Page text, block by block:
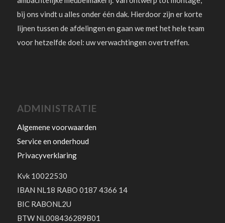
bij ons vindt u alles onder één dak. Hierdoor zijn er korte
lijnen tussen de afdelingen en gaan we met het hele team
voor hetzelfde doel: uw verwachtingen overtreffen.
ADMINISTRATIE
Algemene voorwaarden
Service en onderhoud
Privacyverklaring
Kvk 10022530
IBAN NL18 RABO 0187 4366 14
BIC RABONL2U
BTW NL008436289B01